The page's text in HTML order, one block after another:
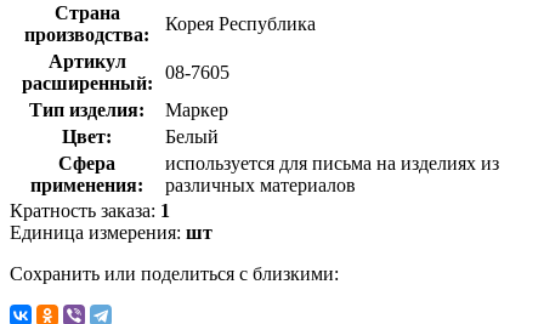
Страна
производства:
Корея Республика
Артикул
расширенный:
08-7605
Тип изделия:
Маркер
Цвет:
Белый
Сфера
применения:
используется для письма на изделиях из
различных материалов
Кратность заказа: 1
Единица измерения: шт
Сохранить или поделиться с близкими: